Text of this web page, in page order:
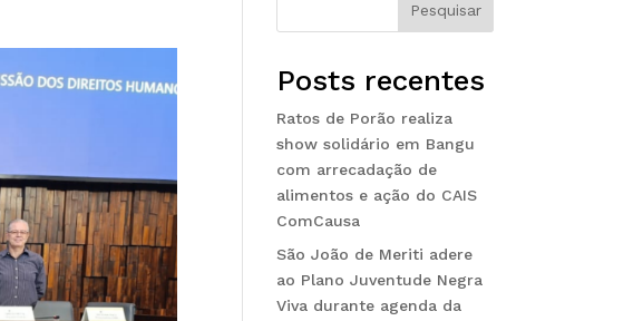
Pesquisar
Posts recentes
Ratos de Porão realiza
show solidário em Bangu
com arrecadação de
alimentos e ação do CAIS
ComCausa
São João de Meriti adere
ao Plano Juventude Negra
Viva durante agenda da